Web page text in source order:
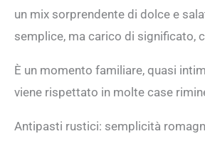
un mix sorprendente di dolce e
semplice, ma carico di significato,
È un momento familiare, quasi
viene rispettato in molte case
Antipasti rustici: semplicità